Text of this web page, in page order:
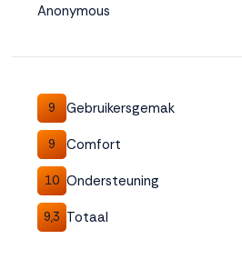
Anonymous
9 Gebruikersgemak
9 Comfort
10 Ondersteuning
9,3 Totaal